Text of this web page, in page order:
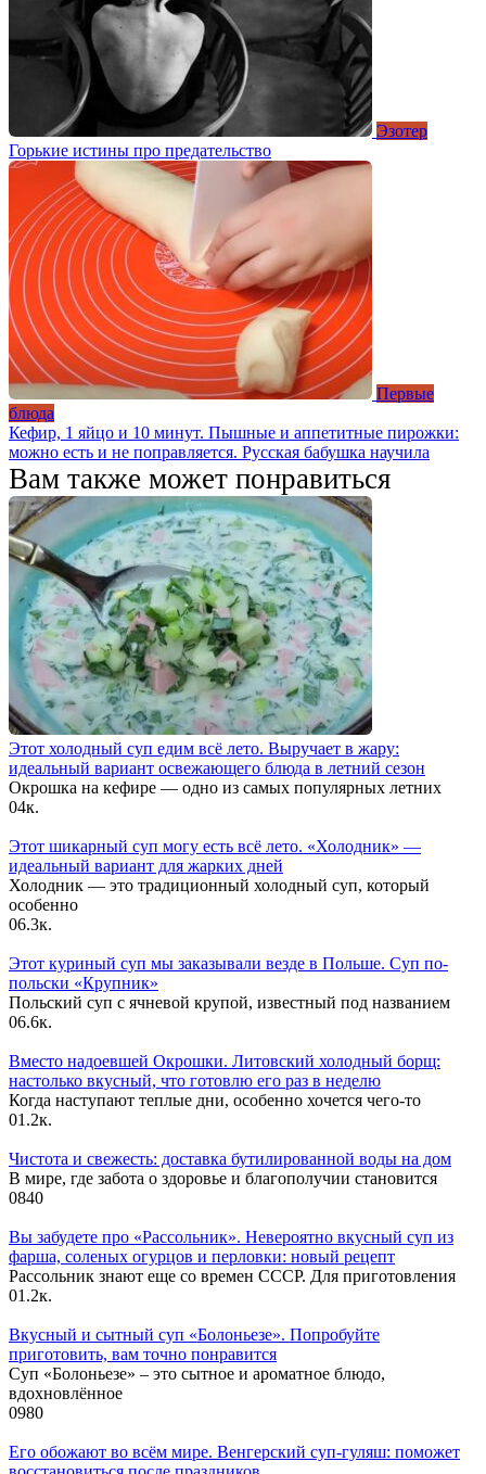
Эзотер
Горькие истины про предательство
Первые
блюда
Кефир, 1 яйцо и 10 минут. Пышные и аппетитные пирожки:
можно есть и не поправляется. Русская бабушка научила
Вам также может понравиться
Этот холодный суп едим всё лето. Выручает в жару:
идеальный вариант освежающего блюда в летний сезон
Окрошка на кефире — одно из самых популярных летних
04к.
Этот шикарный суп могу есть всё лето. «Холодник» —
идеальный вариант для жарких дней
Холодник — это традиционный холодный суп, который
особенно
06.3к.
Этот куриный суп мы заказывали везде в Польше. Суп по-
польски «Крупник»
Польский суп с ячневой крупой, известный под названием
06.6к.
Вместо надоевшей Окрошки. Литовский холодный борщ:
настолько вкусный, что готовлю его раз в неделю
Когда наступают теплые дни, особенно хочется чего-то
01.2к.
Чистота и свежесть: доставка бутилированной воды на дом
В мире, где забота о здоровье и благополучии становится
0840
Вы забудете про «Рассольник». Невероятно вкусный суп из
фарша, соленых огурцов и перловки: новый рецепт
Рассольник знают еще со времен СССР. Для приготовления
01.2к.
Вкусный и сытный cуп «Болоньезе». Попробуйте
приготовить, вам точно понравится
Суп «Болоньезе» – это сытное и ароматное блюдо,
вдохновлённое
0980
Его обожают во всём мире. Венгерский суп-гуляш: поможет